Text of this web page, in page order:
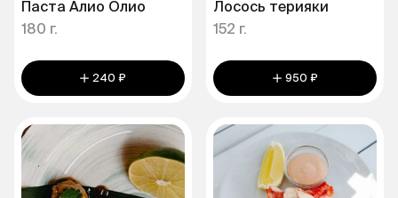
Паста Алио Олио
180 г.
240 ₽
Лосось терияки
152 г.
950 ₽